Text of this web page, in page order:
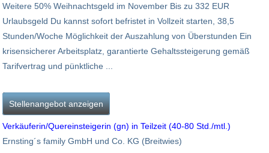
Weitere 50% Weihnachtsgeld im November Bis zu 332 EUR
Urlaubsgeld Du kannst sofort befristet in Vollzeit starten, 38,5
Stunden/Woche Möglichkeit der Auszahlung von Überstunden Ein
krisensicherer Arbeitsplatz, garantierte Gehaltssteigerung gemäß
Tarifvertrag und pünktliche ...
Stellenangebot anzeigen
Verkäuferin/Quereinsteigerin (gn) in Teilzeit (40-80 Std./mtl.)
Ernsting´s family GmbH und Co. KG (Breitwies)